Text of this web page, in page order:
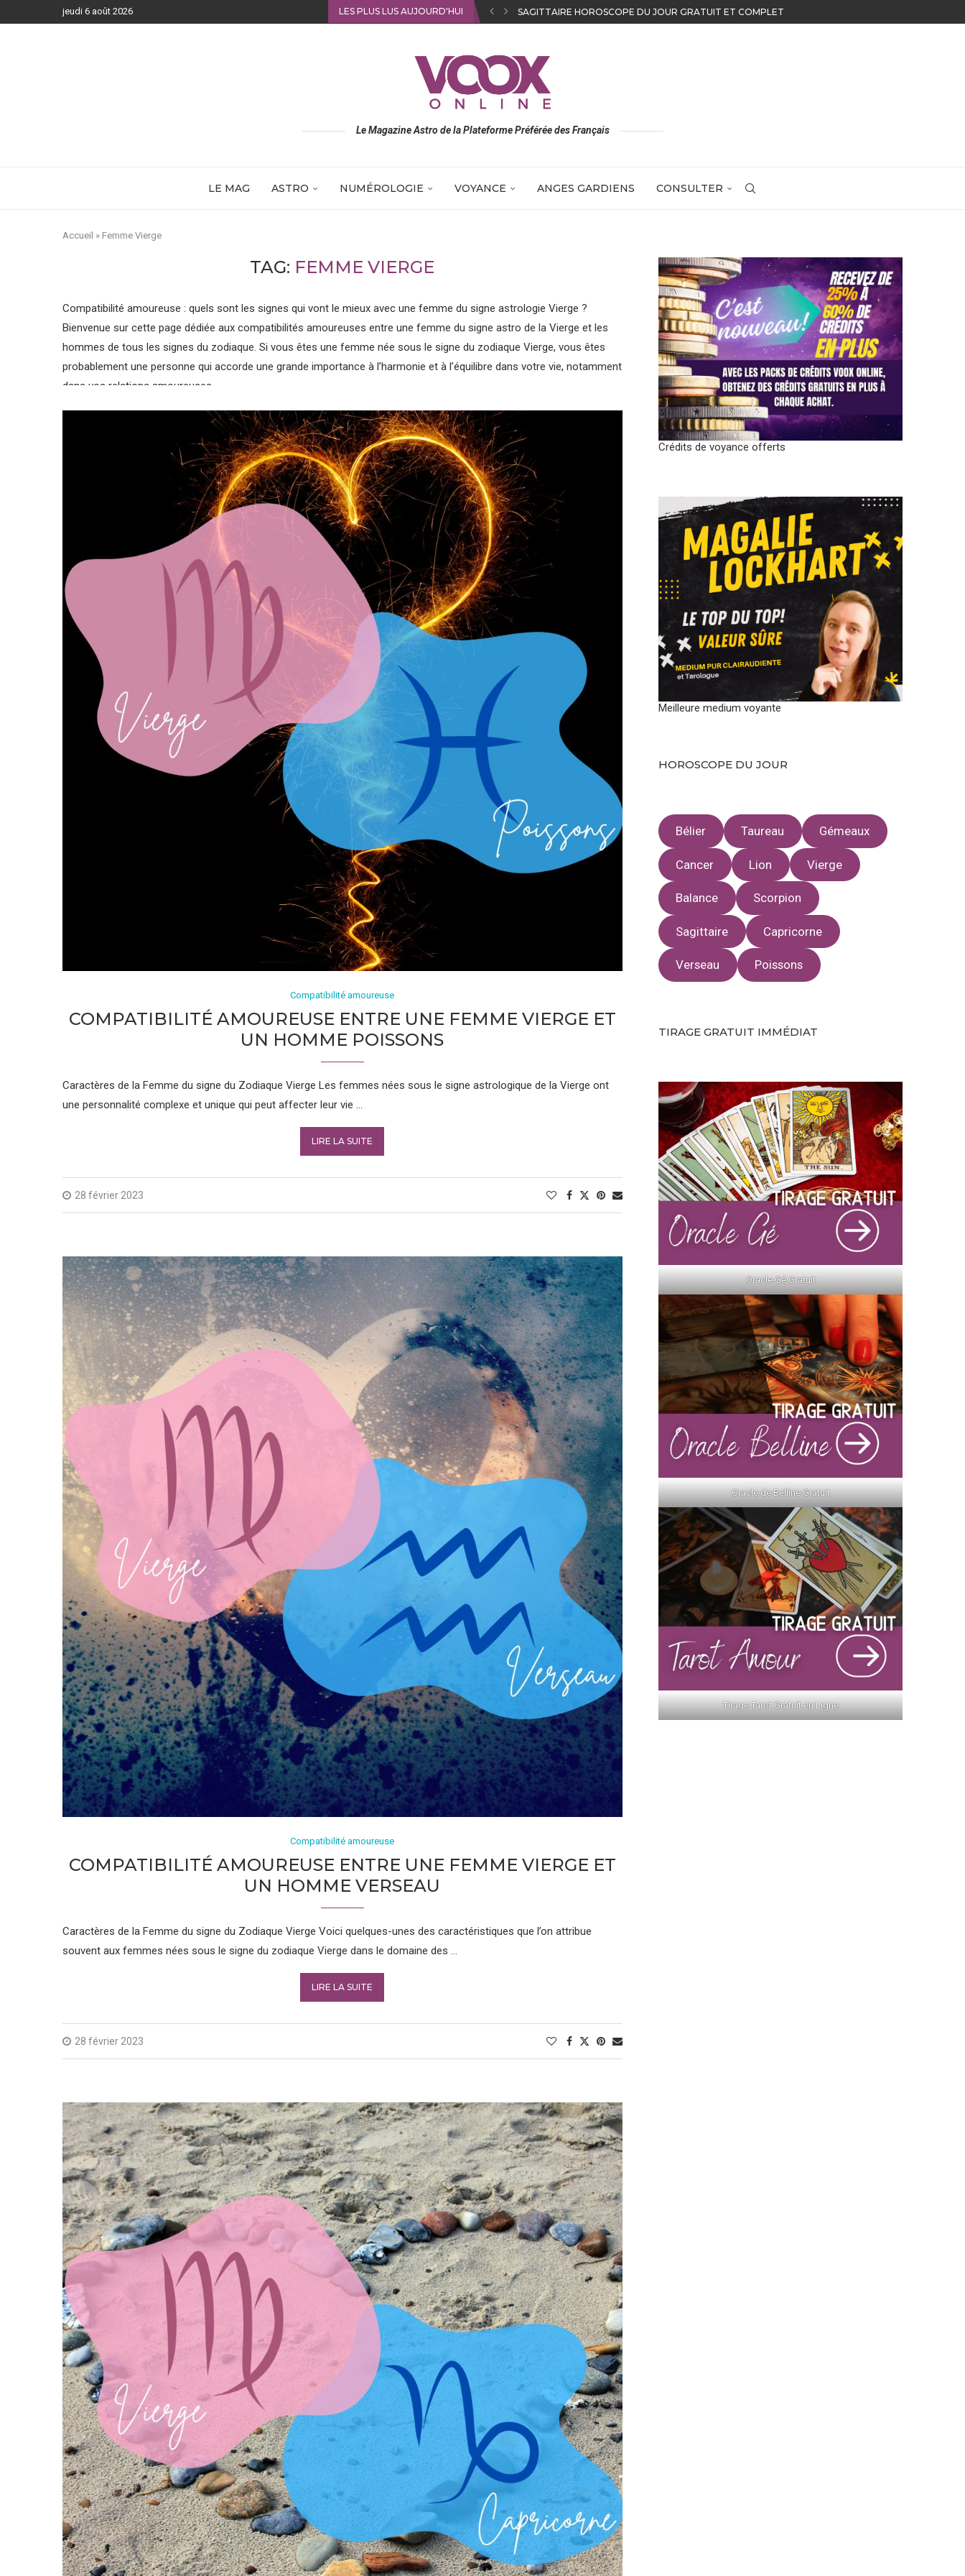
jeudi 6 août 2026 LES PLUS LUS AUJOURD'HUI GÉMEAUX HOROSCOPE DU JOUR GRATUIT ET COMPLET
Le Magazine Astro de la Plateforme Préférée des Français
LE MAG ASTRO NUMÉROLOGIE VOYANCE ANGES GARDIENS CONSULTER
Accueil » Femme Vierge
TAG: FEMME VIERGE
Compatibilité amoureuse : quels sont les signes qui vont le mieux avec une femme du signe astrologie Vierge ?
Bienvenue sur cette page dédiée aux compatibilités amoureuses entre une femme du signe astro de la Vierge et les
hommes de tous les signes du zodiaque. Si vous êtes une femme née sous le signe du zodiaque Vierge, vous êtes
probablement une personne qui accorde une grande importance à l’harmonie et à l’équilibre dans votre vie, notamment
dans vos relations amoureuses.
signes du zodiaque masculins, afin de vous fournir une analyse approfondie des compatibilités amoureuses possibles.
Nous aborderons également les points forts et les défis de chaque combinaison, afin de vous aider à mieux
comprendre les dynamiques relationnelles et à prendre des décisions éclairées.
Que vous soyez à la recherche d’un partenaire romantique ou que vous souhaitiez simplement en savoir plus sur les
compatibilités amoureuses selon l’astrologie, nous espérons que cette page vous sera utile et informative. Alors,
commençons dès maintenant à explorer les compatibilités entre une femme Vierge et les hommes de tous les signes
Compatibilité amoureuse
COMPATIBILITÉ AMOUREUSE ENTRE UNE FEMME VIERGE ET
UN HOMME POISSONS
Caractères de la Femme du signe du Zodiaque Vierge Les femmes nées sous le signe astrologique de la Vierge ont
une personnalité complexe et unique qui peut affecter leur vie …
LIRE LA SUITE
28 février 2023
Compatibilité amoureuse
COMPATIBILITÉ AMOUREUSE ENTRE UNE FEMME VIERGE ET
UN HOMME VERSEAU
Caractères de la Femme du signe du Zodiaque Vierge Voici quelques-unes des caractéristiques que l’on attribue
souvent aux femmes nées sous le signe du zodiaque Vierge dans le domaine des …
LIRE LA SUITE
28 février 2023
Crédits de voyance offerts
Meilleure medium voyante
HOROSCOPE DU JOUR
Bélier Taureau Gémeaux
Cancer Lion Vierge
Balance Scorpion
Sagittaire Capricorne
Verseau Poissons
TIRAGE GRATUIT IMMÉDIAT
Oracle Gé Gratuit
Oracle de Belline Gratuit
Tirage Tarot Gratuit en Ligne